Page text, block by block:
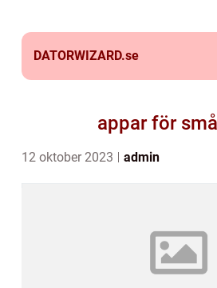
DATORWIZARD.se
appar för
12 oktober 2023 admin